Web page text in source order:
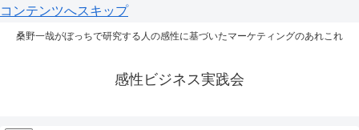
コンテンツへスキップ
桑野一哉がぼっちで研究する人の感性に基づいたマーケティングのあれこれ
感性ビジネス実践会